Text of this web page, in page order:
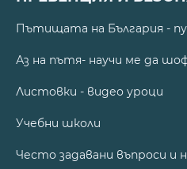
Пътищата на България -
Аз на пътя- научи ме да
Листовки - видео уроци
Учебни школи
Често задавани въпроси и